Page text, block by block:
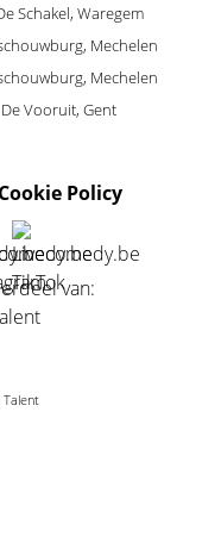
Schakel, Waregem
Mechelen
Mechelen
Vooruit, Gent
Cookie Policy
van:
Talent